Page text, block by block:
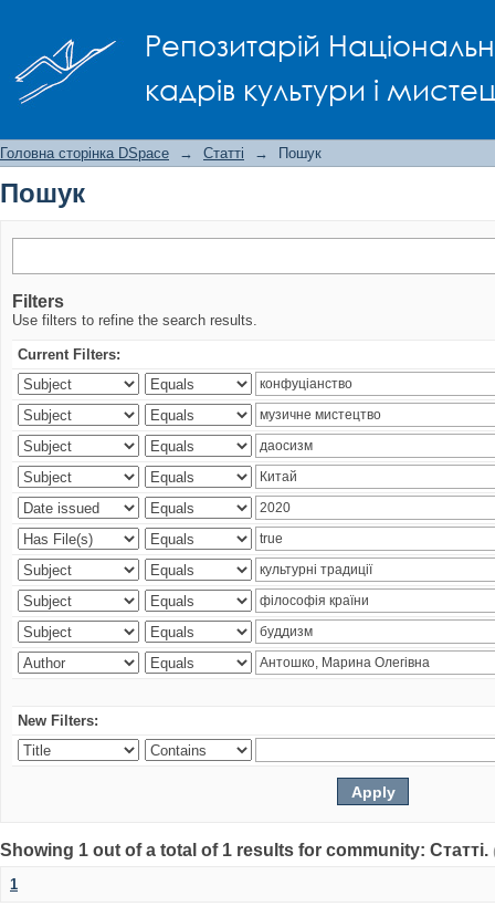
Репозитарій
кадрів культури і
Головна сторінка DSpace → Статті → Пошук
Пошук
Filters
Use filters to refine the search results.
Current Filters:
New Filters:
Showing 1 out of a total of 1 results for community: Статті.
1